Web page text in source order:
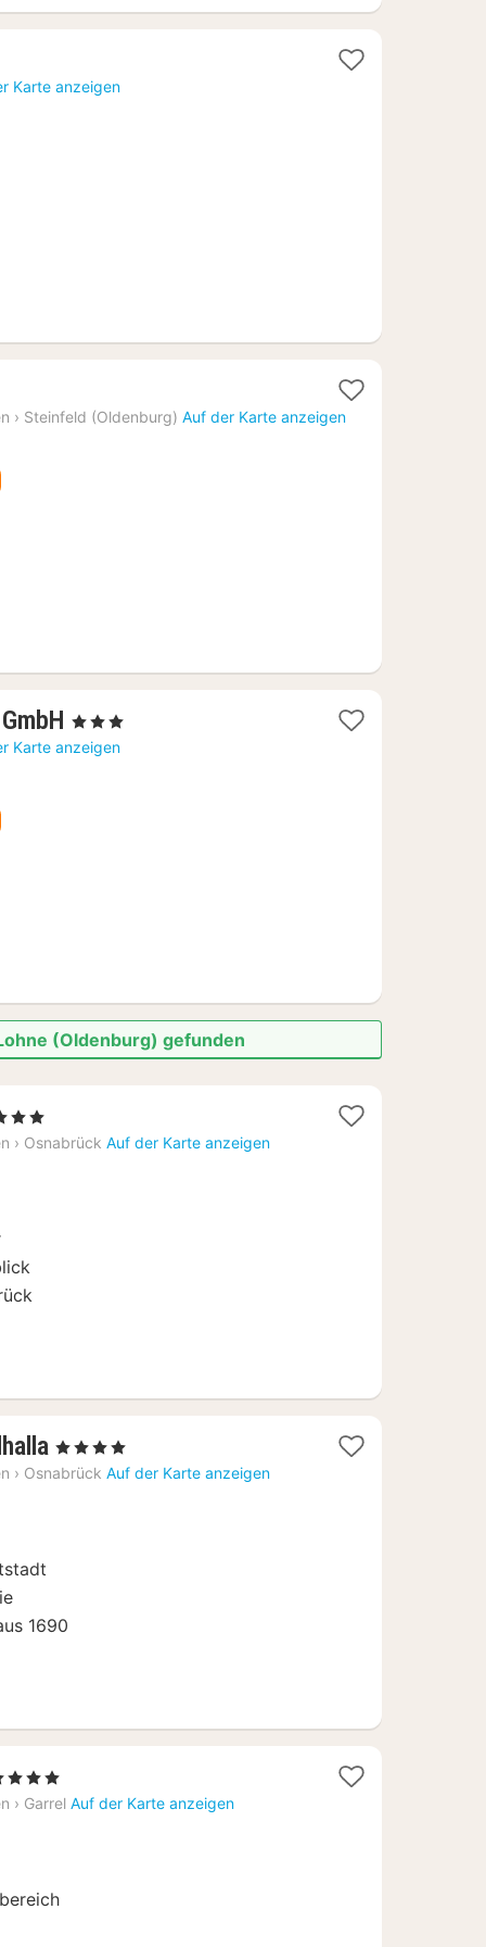
Karte anzeigen
› Steinfeld (Oldenburg) Auf der Karte anzeigen
1
Nacht
, 3 Sterne
Karte anzeigen
(Oldenburg) gefunden
› Osnabrück Auf der Karte anzeigen
2
Nächte
, 4 Sterne
› Osnabrück Auf der Karte anzeigen
1690
Sterne
› Garrel Auf der Karte anzeigen